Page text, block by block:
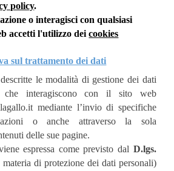
policy.
o interagisci con qualsiasi
accetti l'utilizzo dei cookies
sul trattamento dei dati
le modalità di gestione dei dati
interagiscono con il sito web
mediante l’invio di specifiche
o anche attraverso la sola
delle sue pagine.
espressa come previsto dal D.lgs.
di protezione dei dati personali)